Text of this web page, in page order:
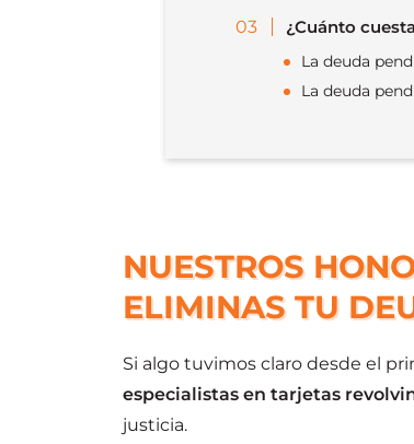
¿Cuánto
La deuda
La deuda
NUESTROS
ELIMINAS TU
Si algo tuvimos claro desde el
especialistas en tarjetas
justicia.